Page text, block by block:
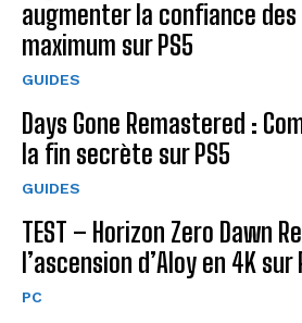
augmenter la confiance des
maximum sur PS5
GUIDES
Days Gone Remastered :
la fin secrète sur PS5
GUIDES
TEST – Horizon Zero Dawn
l’ascension d’Aloy en 4K sur
PC